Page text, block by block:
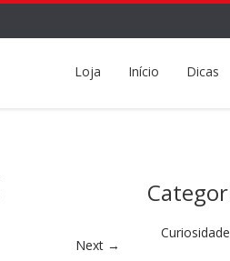
Loja Início Dicas
Next →